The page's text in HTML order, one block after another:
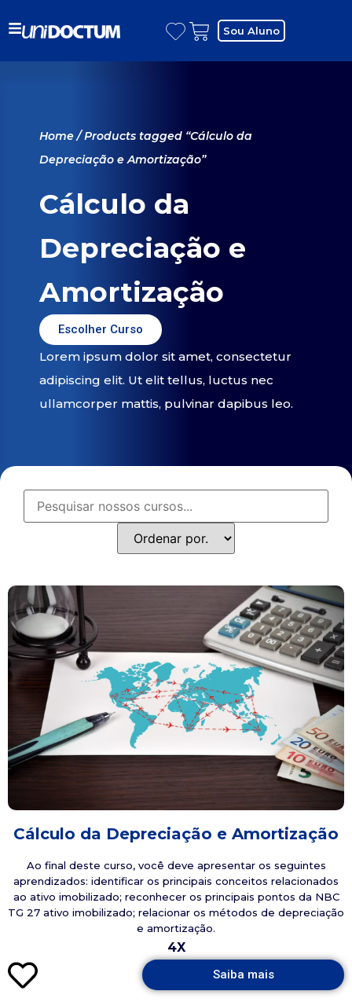
Sou Aluno
Home/ Products tagged “Cálculo da
Depreciação e Amortização”
Cálculo da
Depreciação e
Amortização
Escolher Curso
Lorem ipsum dolor sit amet, consectetur
adipiscing elit. Ut elit tellus, luctus nec
ullamcorper mattis, pulvinar dapibus leo.
Cálculo da Depreciação e Amortização
Ao final deste curso, você deve apresentar os seguintes
aprendizados: identificar os principais conceitos relacionados
ao ativo imobilizado; reconhecer os principais pontos da NBC
TG 27 ativo imobilizado; relacionar os métodos de depreciação
e amortização.
4X
Saiba mais